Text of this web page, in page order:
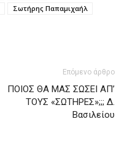
Σωτήρης Παπαμιχαήλ
Επόμενο άρθρο
ΠΟΙΟΣ ΘΑ ΜΑΣ ΣΩΣΕΙ ΑΠ’
ΤΟΥΣ «ΣΩΤΗΡΕΣ»;;; Δ.
Βασιλείου